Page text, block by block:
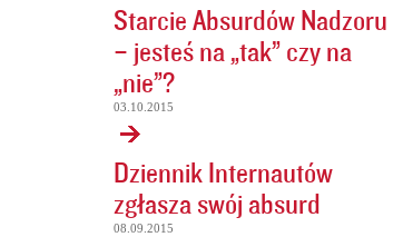
Starcie Absurdów Nadzoru
– jesteś na „tak” czy na
„nie”?
03.10.2015
Dziennik Internautów
zgłasza swój absurd
08.09.2015